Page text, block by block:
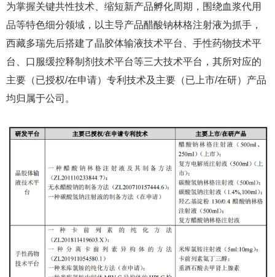
为掌握关键共性技术、缩短新产品孵化周期，围绕血浆代用
品等特色细分领域，以主导产品醋酸钠林格注射液为抓手，
西藏多瑞先后搭建了晶胶体输液技术平台、手性药物技术平
台、口服缓控释制剂技术平台等三大技术平台，其所对应的
主要（已授权/在申请）专利技术及主要（已上市/在研）产品
均归属于公司。